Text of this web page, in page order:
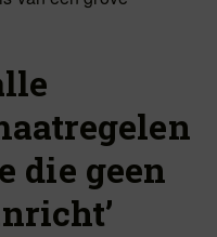
die geen